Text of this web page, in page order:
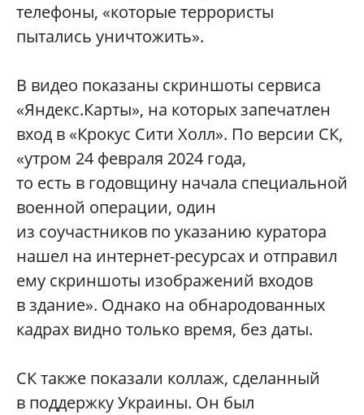
телефоны, «которые террористы
пытались уничтожить».
В видео показаны скриншоты сервиса
«Яндекс.Карты», на которых запечатлен
вход в «Крокус Сити Холл». По версии СК,
«утром 24 февраля 2024 года,
то есть в годовщину начала специальной
военной операции, один
из соучастников по указанию куратора
нашел на интернет-ресурсах и отправил
ему скриншоты изображений входов
в здание». Однако на обнародованных
кадрах видно только время, без даты.
СК также показали коллаж, сделанный
в поддержку Украины. Он был